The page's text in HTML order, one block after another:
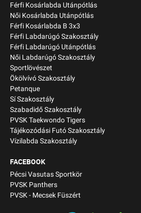
Férfi Kosárlabda Utánpótlás
Női Kosárlabda Utánpótlás
Férfi Kosárlabda B 3x3
Férfi Labdarúgó Szakosztály
Férfi Labdarúgó Utánpótlás
Női Labdarúgó Szakosztály
Sportlövészet
Ökölvívó Szakosztály
Petanque
Sí Szakosztály
Szabadidő Szakosztály
PVSK Taekwondo Tigers
Tájékozódási Futó Szakosztály
Vízilabda Szakosztály
FACEBOOK
Pécsi Vasutas Sportkör
PVSK Panthers
PVSK - Mecsek Füszért